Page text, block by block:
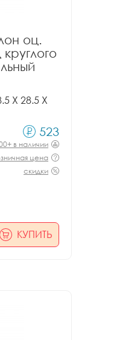
оц.
X 28.5 X
523
в наличии
цена
скидки
КУПИТЬ